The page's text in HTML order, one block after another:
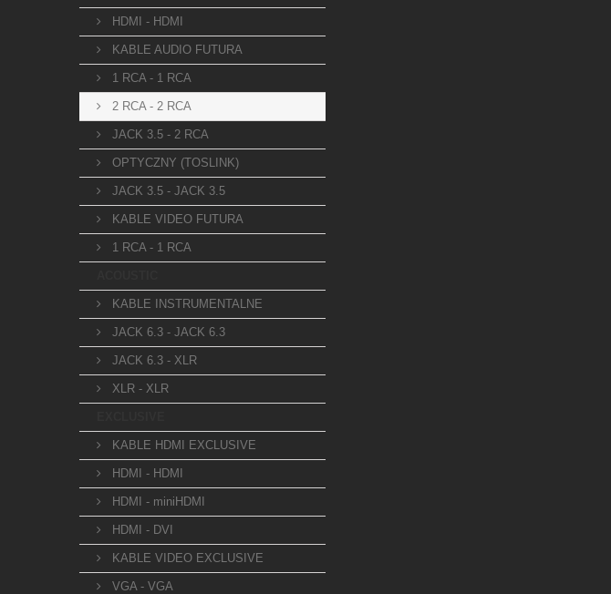
HDMI - HDMI
KABLE AUDIO FUTURA
1 RCA - 1 RCA
2 RCA - 2 RCA
JACK 3.5 - 2 RCA
OPTYCZNY (TOSLINK)
JACK 3.5 - JACK 3.5
KABLE VIDEO FUTURA
1 RCA - 1 RCA
KABLE INSTRUMENTALNE
JACK 6.3 - JACK 6.3
JACK 6.3 - XLR
XLR - XLR
KABLE HDMI EXCLUSIVE
HDMI - HDMI
HDMI - miniHDMI
HDMI - DVI
KABLE VIDEO EXCLUSIVE
VGA - VGA